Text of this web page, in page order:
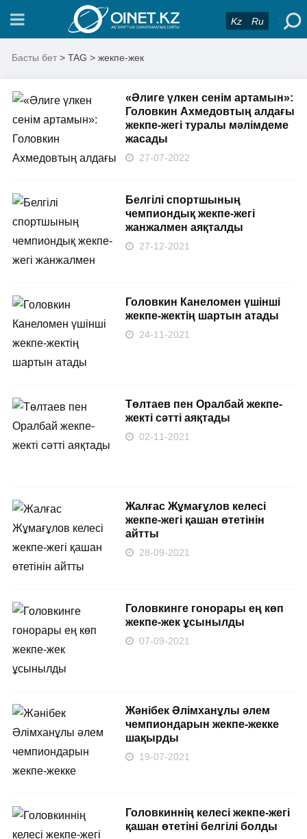
Kz Ru
Басты бет > TAG > жекпе-жек
«Әлиге үлкен сенім артамын»:
Головкин Ахмедовтың алдағы
жекпе-жегі туралы мәлімдеме
жасады
27-07-2022
Белгілі спортшының
чемпиондық жекпе-жегі
жанжалмен аяқталды
27-12-2021
Головкин Канеломен үшінші
жекпе-жектің шартын атады
24-11-2021
Төлтаев пен Оралбай жекпе-
жекті сәтті аяқтады
02-11-2021
Жалғас Жұмағұлов келесі
жекпе-жегі қашан өтетінін
айтты
28-09-2021
Головкинге гонорары ең көп
жекпе-жек ұсынылды
07-09-2021
Жәнібек Әлімханұлы әлем
чемпиондарын жекпе-жекке
шақырды
19-07-2021
Головкиннің келесі жекпе-жегі
қашан өтетіні белгілі болды